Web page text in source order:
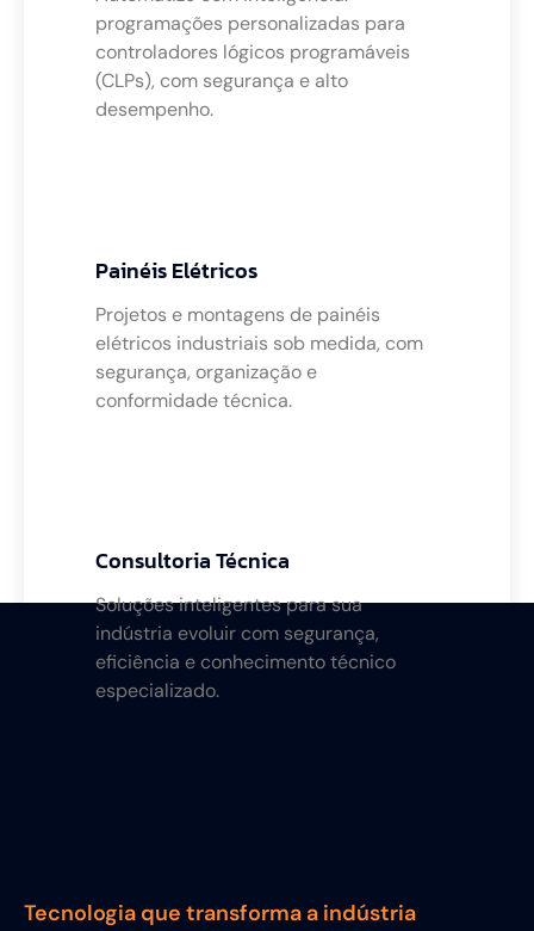
programações personalizadas para
controladores lógicos programáveis
(CLPs), com segurança e alto
desempenho.
Painéis Elétricos
Projetos e montagens de painéis
elétricos industriais sob medida, com
segurança, organização e
conformidade técnica.
Consultoria Técnica
Soluções inteligentes para sua
indústria evoluir com segurança,
eficiência e conhecimento técnico
especializado.
Tecnologia que transforma a indústria